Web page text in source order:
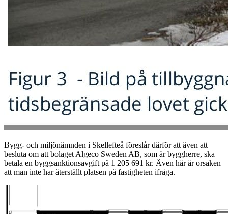
Bygg- och miljönämnden i Skellefteå föreslår därför att även att
besluta om att bolaget Algeco Sweden AB, som är byggherre, ska
betala en byggsanktionsavgift på 1 205 691 kr. Även här är orsaken
att man inte har återställt platsen på fastigheten ifråga.